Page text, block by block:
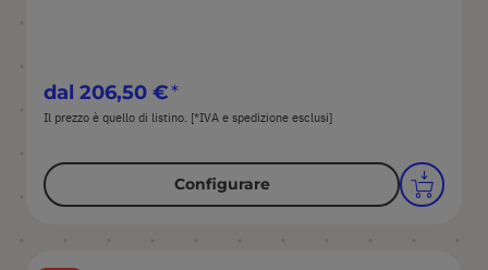
dal 206,50 €
Il prezzo è quello di listino. [*IVA e spedizione esclusi]
Configurare